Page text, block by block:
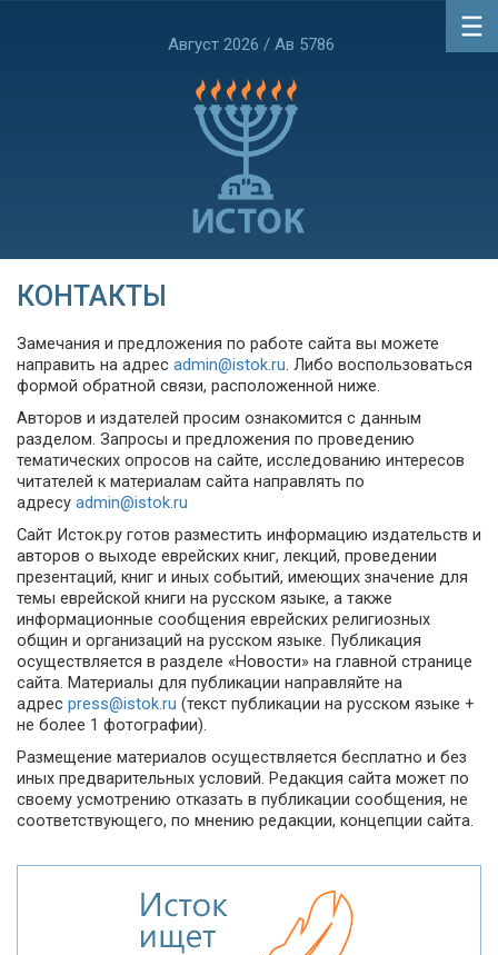
Август 2026 / Ав 5786
КОНТАКТЫ
Замечания и предложения по работе сайта вы можете
направить на адрес admin@istok.ru. Либо воспользоваться
формой обратной связи, расположенной ниже.
Авторов и издателей просим ознакомится с данным
разделом. Запросы и предложения по проведению
тематических опросов на сайте, исследованию интересов
читателей к материалам сайта направлять по
адресу admin@istok.ru
Сайт Исток.ру готов разместить информацию издательств и
авторов о выходе еврейских книг, лекций, проведении
презентаций, книг и иных событий, имеющих значение для
темы еврейской книги на русском языке, а также
информационные сообщения еврейских религиозных
общин и организаций на русском языке. Публикация
осуществляется в разделе «Новости» на главной странице
сайта. Материалы для публикации направляйте на
адрес press@istok.ru (текст публикации на русском языке +
не более 1 фотографии).
Размещение материалов осуществляется бесплатно и без
иных предварительных условий. Редакция сайта может по
своему усмотрению отказать в публикации сообщения, не
соответствующего, по мнению редакции, концепции сайта.